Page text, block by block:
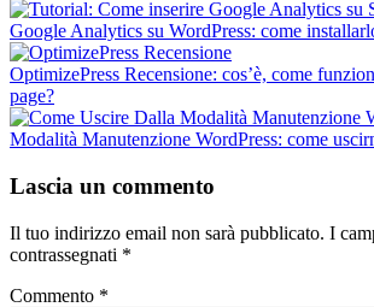
Google Analytics su WordPress: come
OptimizePress Recensione: cos’è, come
page?
Modalità Manutenzione WordPress: come
Lascia un commento
Il tuo indirizzo email non sarà pubblicato. I
contrassegnati *
Commento *